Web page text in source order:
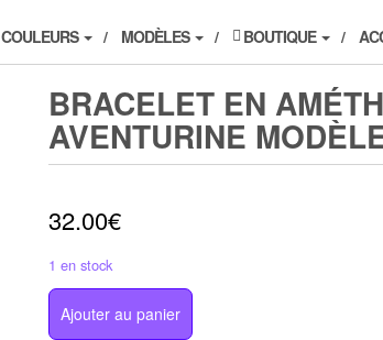
COULEURS MODÈLES BOUTIQUE
BRACELET EN
AVENTURINE
32.00€
1 en stock
quantité
de
Ajouter au panier